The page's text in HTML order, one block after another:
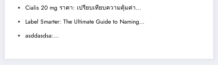
Cialis 20 mg ราคา: เปรียบเทียบความคุ้มค่า…
Label Smarter: The Ultimate Guide to Naming…
asddasdsa:…